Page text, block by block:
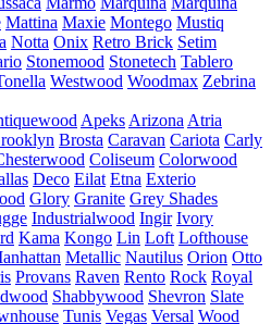
Mattina Maxie Montego Mustiq
Notta Onix Retro Brick Setim
Stonemood Stonetech Tablero
Westwood Woodmax Zebrina
Apeks Arizona Atria
Brosta Caravan Cariota Carly
Coliseum Colorwood
Deco Eilat Etna Exterio
Glory Granite Grey Shades
Industrialwood Ingir Ivory
Kama Kongo Lin Loft Lofthouse
Metallic Nautilus Orion Otto
Provans Raven Rento Rock Royal
Shabbywood Shevron Slate
Tunis Vegas Versal Wood